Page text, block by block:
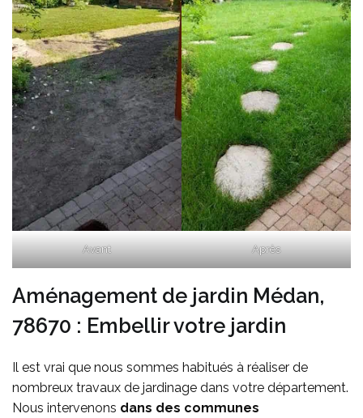
Avant Après
Aménagement de jardin Médan,
78670 : Embellir votre jardin
Il est vrai que nous sommes habitués à réaliser de
nombreux travaux de jardinage dans votre département.
Nous intervenons dans des communes